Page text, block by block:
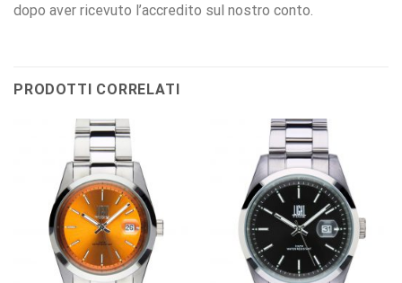
dopo aver ricevuto l’accredito sul nostro conto.
PRODOTTI CORRELATI